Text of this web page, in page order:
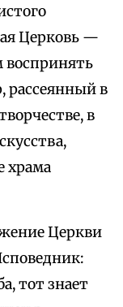
Церковь —
воспринять
рассеянный в
в
храма
Церкви
тот знает